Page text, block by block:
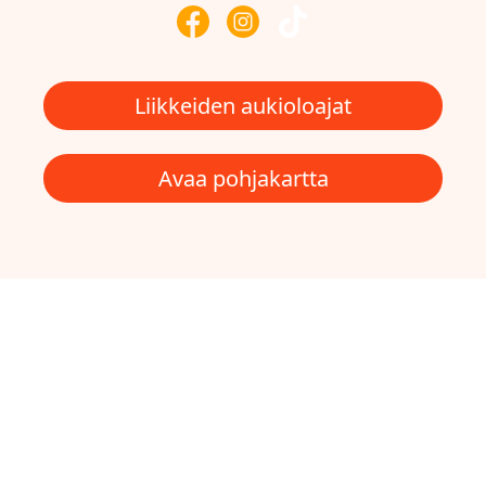
Liikkeiden aukioloajat
Avaa pohjakartta